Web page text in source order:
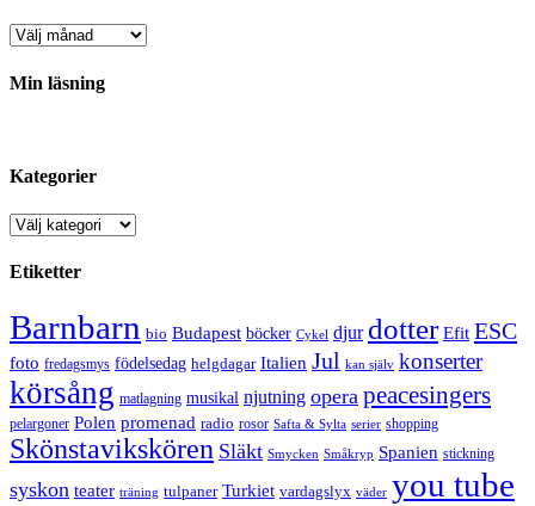
Arkiv
Min läsning
Kategorier
Kategorier
Etiketter
Barnbarn bio Budapest böcker Cykel djur dotter Efit ESC
foto fredagsmys födelsedag helgdagar Italien Jul kan själv konserter
körsång matlagning musikal njutning opera peacesingers
pelargoner Polen promenad radio rosor Safta & Sylta serier shopping
Skönstavikskören Släkt Smycken Småkryp Spanien stickning
syskon teater träning tulpaner Turkiet vardagslyx väder you tube